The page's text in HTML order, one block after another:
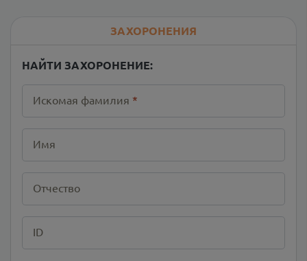
ЗАХОРОНЕНИЯ
НАЙТИ ЗАХОРОНЕНИЕ:
Искомая фамилия *
Имя
Отчество
ID